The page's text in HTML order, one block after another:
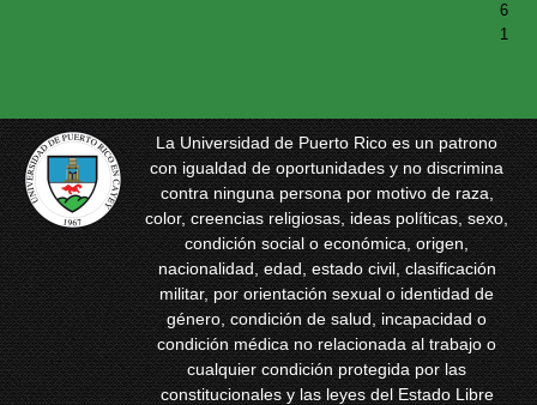
6
1
La Universidad de Puerto Rico es un patrono
con igualdad de oportunidades y no discrimina
contra ninguna persona por motivo de raza,
color, creencias religiosas, ideas políticas, sexo,
condición social o económica, origen,
nacionalidad, edad, estado civil, clasificación
militar, por orientación sexual o identidad de
género, condición de salud, incapacidad o
condición médica no relacionada al trabajo o
cualquier condición protegida por las
constitucionales y las leyes del Estado Libre